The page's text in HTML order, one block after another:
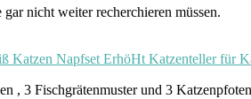
nicht weiter recherchieren müssen.
Katzen Napfset ErhöHt Katzenteller für
, 3 Fischgrätenmuster und 3